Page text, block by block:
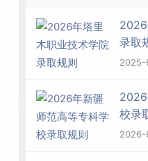
录取
2025-
2026
校录